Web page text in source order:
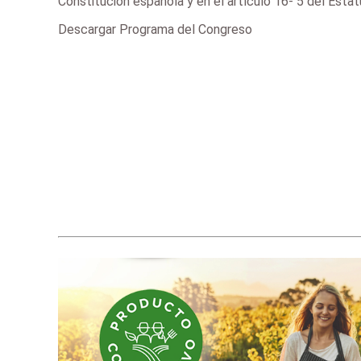
Descargar Programa del Congreso